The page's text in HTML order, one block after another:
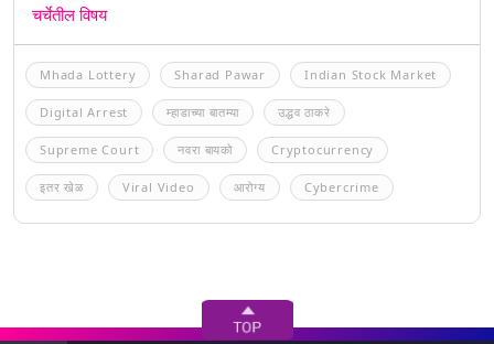
चर्चेतील विषय
Mhada Lottery Sharad Pawar Indian Stock Market
Digital Arrest म्हाडाच्या बातम्या उद्धव ठाकरे
Supreme Court नवरा बायको Cryptocurrency
इतर खेळ Viral Video आरोग्य Cybercrime